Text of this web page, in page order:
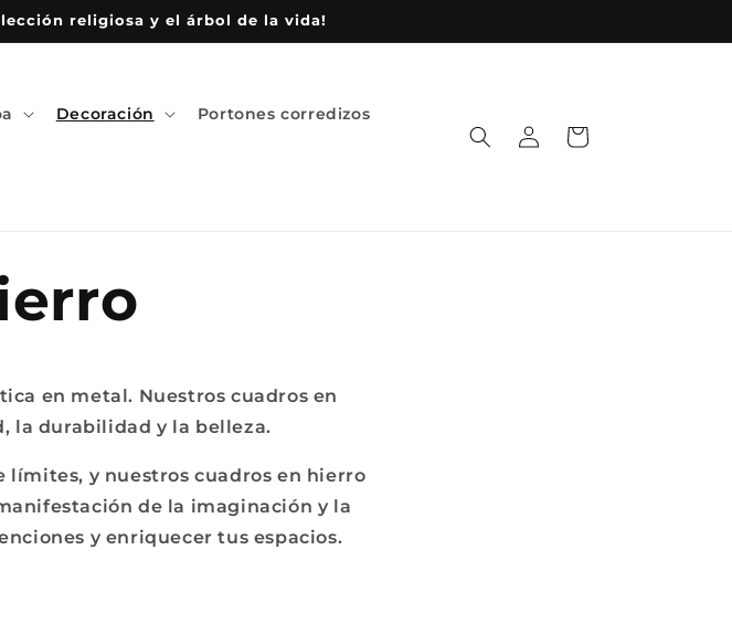
religiosa y el árbol de la vida!
Decoración Portones corredizos
Iniciar
sesión
Carrito
en metal. Nuestros cuadros en
la durabilidad y la belleza.
límites, y nuestros cuadros en hierro
de la imaginación y la
y enriquecer tus espacios.